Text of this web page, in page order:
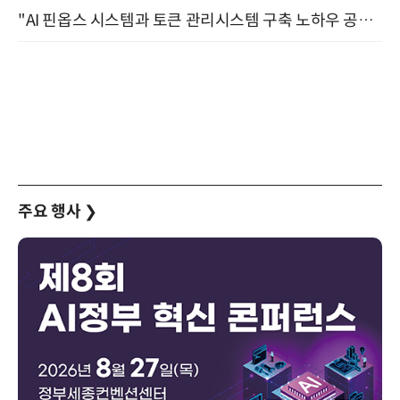
"AI 핀옵스 시스템과 토큰 관리시스템 구축 노하우 공개" 잠실 한국광고문화회관 2층 대회의실 (8/21)
주요 행사 ❯